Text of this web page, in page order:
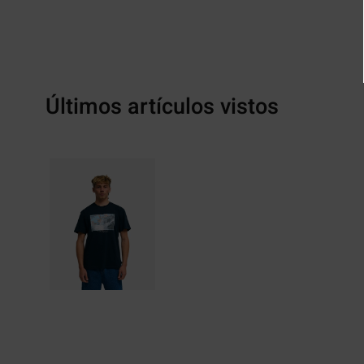
Últimos artículos vistos